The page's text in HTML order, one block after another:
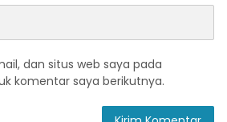
dan situs web saya pada
komentar saya berikutnya.